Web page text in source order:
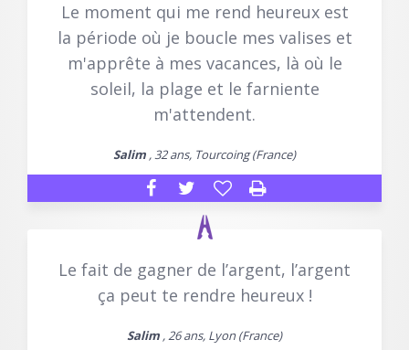
Le moment qui me rend heureux est
la période où je boucle mes valises et
m'apprête à mes vacances, là où le
soleil, la plage et le farniente
m'attendent.
Salim , 32 ans, Tourcoing (France)
Le fait de gagner de l’argent, l’argent
ça peut te rendre heureux !
Salim , 26 ans, Lyon (France)